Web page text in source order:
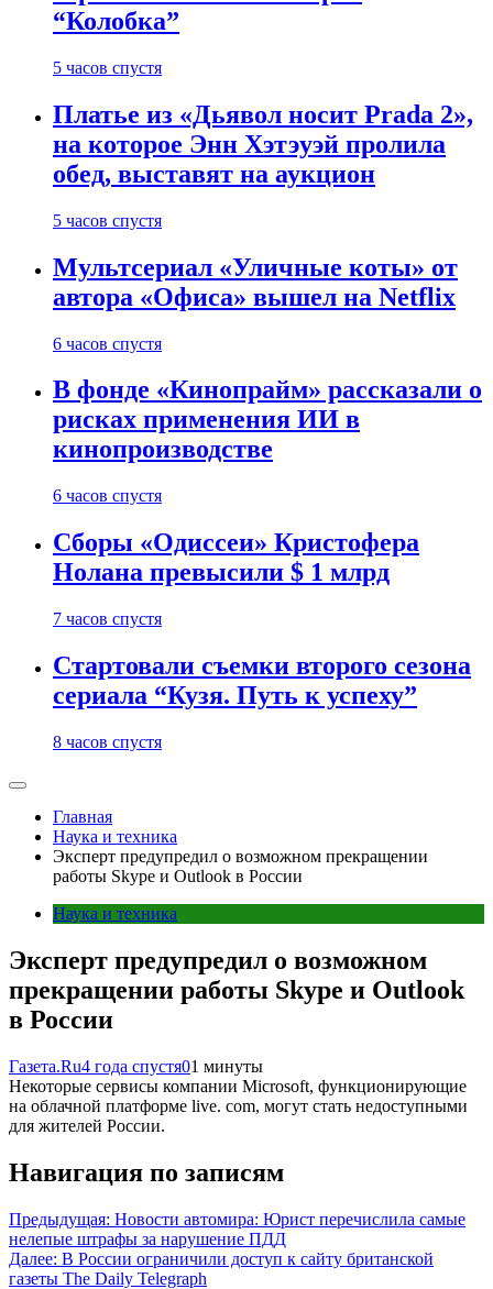
“Колобка”
5 часов спустя
Платье из «Дьявол носит Prada 2»,
на которое Энн Хэтэуэй пролила
обед, выставят на аукцион
5 часов спустя
Мультсериал «Уличные коты» от
автора «Офиса» вышел на Netflix
6 часов спустя
В фонде «Кинопрайм» рассказали о
рисках применения ИИ в
кинопроизводстве
6 часов спустя
Сборы «Одиссеи» Кристофера
Нолана превысили $ 1 млрд
7 часов спустя
Стартовали съемки второго сезона
сериала “Кузя. Путь к успеху”
8 часов спустя
Главная
Наука и техника
Эксперт предупредил о возможном прекращении
работы Skype и Outlook в России
Наука и техника
Эксперт предупредил о возможном
прекращении работы Skype и Outlook
в России
Газета.Ru4 года спустя01 минуты
Некоторые сервисы компании Microsoft, функционирующие
на облачной платформе live. com, могут стать недоступными
для жителей России.
Навигация по записям
Предыдущая: Новости автомира: Юрист перечислила самые
нелепые штрафы за нарушение ПДД
Далее: В России ограничили доступ к сайту британской
газеты The Daily Telegraph